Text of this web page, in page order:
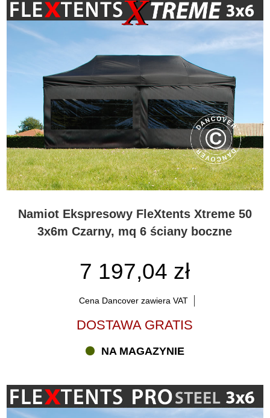
Namiot Ekspresowy FleXtents Xtreme 50
3x6m Czarny, mq 6 ściany boczne
7 197,04 zł
Cena Dancover zawiera VAT
DOSTAWA GRATIS
NA MAGAZYNIE